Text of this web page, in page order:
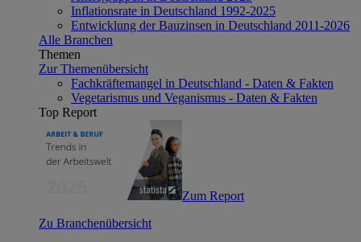
Inflationsrate in Deutschland 1992-2025
Entwicklung der Bauzinsen in Deutschland 2011-2026
Alle Branchen
Themen
Zur Themenübersicht
Fachkräftemangel in Deutschland - Daten & Fakten
Vegetarismus und Veganismus - Daten & Fakten
Top Report
Zum Report
Zu Branchenübersicht